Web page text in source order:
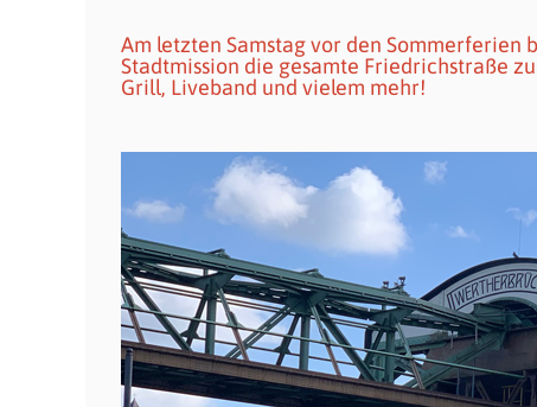
Am letzten Samstag vor den
Stadtmission die gesamte Friedrichstraße
Grill, Liveband und vielem mehr!